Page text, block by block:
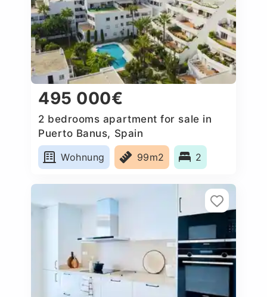
495 000€
2 bedrooms apartment for sale in
Puerto Banus, Spain
Wohnung
99m2 2